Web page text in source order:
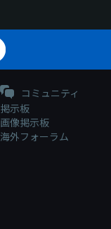
コミュニティ
掲示板
画像掲示板
海外フォーラム